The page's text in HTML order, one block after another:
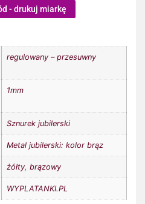
- drukuj miarkę
regulowany – przesuwny
1mm
Sznurek jubilerski
Metal jubilerski: kolor brąz
żółty, brązowy
WYPLATANKI.PL